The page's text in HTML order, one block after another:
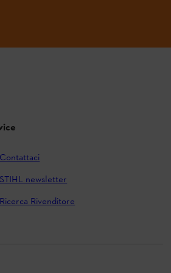
Contattaci
STIHL newsletter
Ricerca Rivenditore